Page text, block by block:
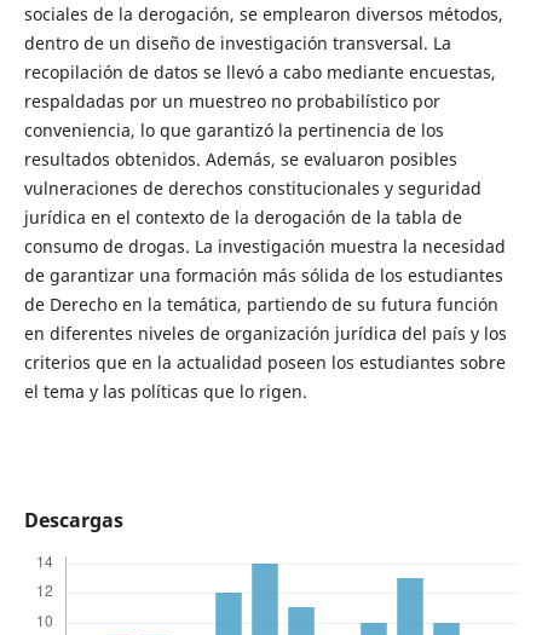
sociales de la derogación, se emplearon diversos métodos,
dentro de un diseño de investigación transversal. La
recopilación de datos se llevó a cabo mediante encuestas,
respaldadas por un muestreo no probabilístico por
conveniencia, lo que garantizó la pertinencia de los
resultados obtenidos. Además, se evaluaron posibles
vulneraciones de derechos constitucionales y seguridad
jurídica en el contexto de la derogación de la tabla de
consumo de drogas. La investigación muestra la necesidad
de garantizar una formación más sólida de los estudiantes
de Derecho en la temática, partiendo de su futura función
en diferentes niveles de organización jurídica del país y los
criterios que en la actualidad poseen los estudiantes sobre
el tema y las políticas que lo rigen.
Descargas